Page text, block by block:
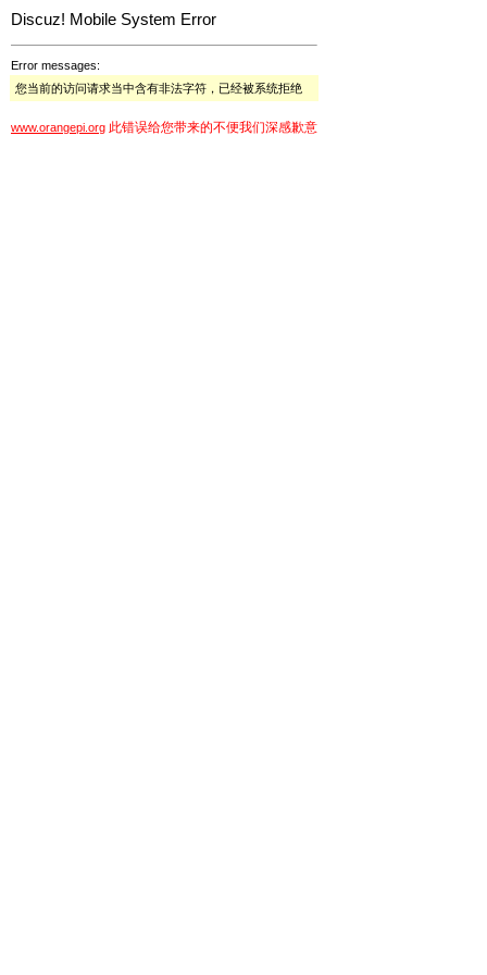
Discuz! Mobile System Error
Error messages:
您当前的访问请求当中含有非法字符，已经被系统拒绝
www.orangepi.org 此错误给您带来的不便我们深感歉意